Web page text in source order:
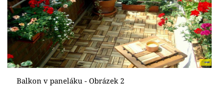
Balkon v paneláku - Obrázek 2